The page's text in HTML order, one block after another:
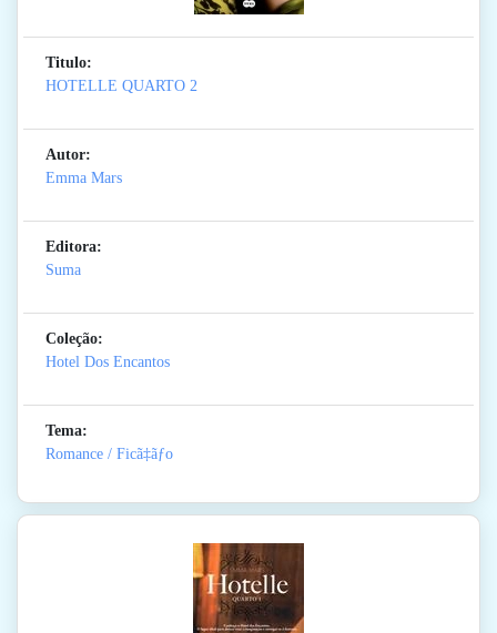
Titulo:
HOTELLE QUARTO 2
Autor:
Emma Mars
Editora:
Suma
Coleção:
Hotel Dos Encantos
Tema:
Romance / Ficã‡ãƒo